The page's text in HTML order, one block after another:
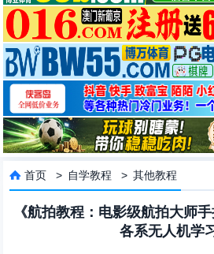
 首页 > 自学教程 >其他教程
《航拍教程：电影级航拍大师
各系无人机学